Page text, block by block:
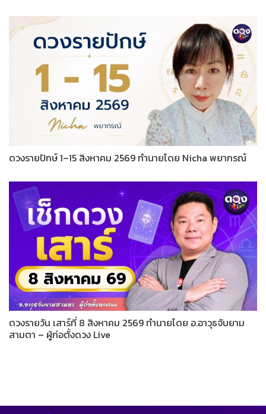
ดวงรายปักษ์ 1–15 สิงหาคม 2569 ทำนายโดย Nicha พยากรณ์
ดวงรายวัน เสาร์ที่ 8 สิงหาคม 2569 ทำนายโดย อ.อาวุธจับยาม
สามตา – ผู้ก่อตั้งดวง Live